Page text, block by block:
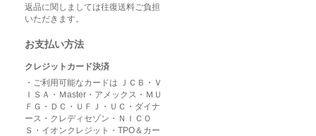
返品に関しましては往復送料ご負担
いただきます。
お支払い方法
クレジットカード決済
・ご利用可能なカードは ＪＣＢ・Ｖ
ＩＳＡ・Ｍaster・アメックス・ＭＵ
ＦＧ・ＤＣ・ＵＦＪ・ＵＣ・ダイナ
ース・クレディセゾン・ＮＩＣＯ
Ｓ・イオンクレジット・TPO＆カー